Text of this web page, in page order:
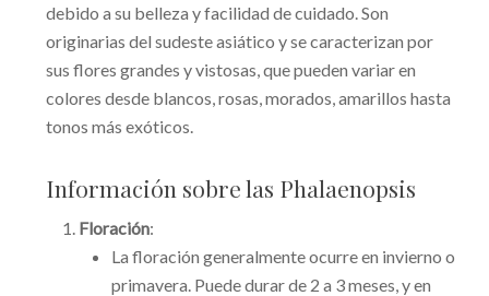
debido a su belleza y facilidad de cuidado. Son
originarias del sudeste asiático y se caracterizan por
sus flores grandes y vistosas, que pueden variar en
colores desde blancos, rosas, morados, amarillos hasta
tonos más exóticos.
Información sobre las Phalaenopsis
Floración:
La floración generalmente ocurre en invierno o
primavera. Puede durar de 2 a 3 meses, y en